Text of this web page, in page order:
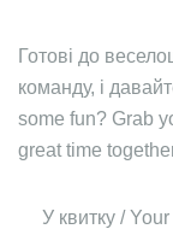
Готові до
команду, і
some fun? Grab
great time
У квитку /